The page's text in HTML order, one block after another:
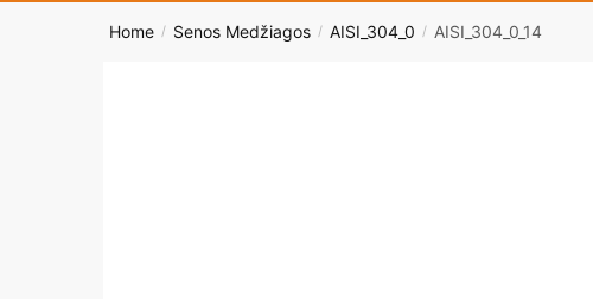
Home / Senos Medžiagos / AISI_304_0 / AISI_304_0_14